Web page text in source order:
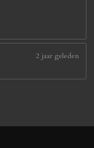
2 jaar geleden